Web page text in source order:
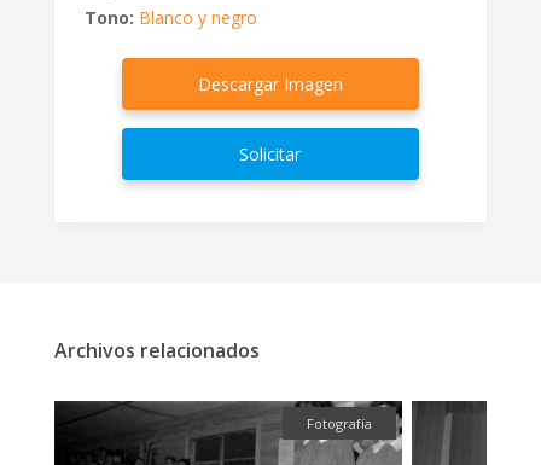
Tono: Blanco y negro
Descargar Imagen
Solicitar
Archivos relacionados
Fotografía